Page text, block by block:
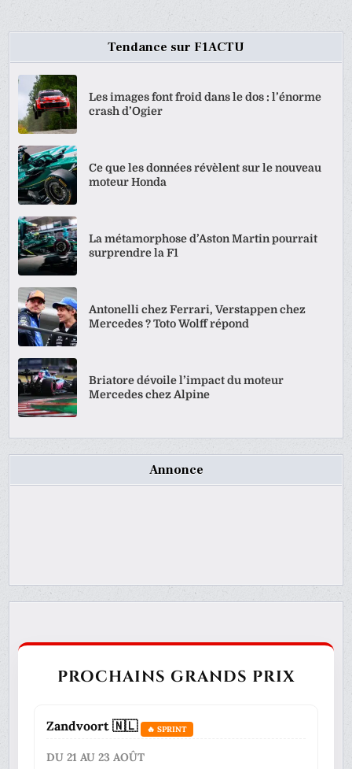
Tendance sur F1ACTU
Les images font froid dans le dos : l’énorme
crash d’Ogier
Ce que les données révèlent sur le nouveau
moteur Honda
La métamorphose d’Aston Martin pourrait
surprendre la F1
Antonelli chez Ferrari, Verstappen chez
Mercedes ? Toto Wolff répond
Briatore dévoile l’impact du moteur
Mercedes chez Alpine
Annonce
PROCHAINS GRANDS PRIX
Zandvoort 🇳🇱 🔥 SPRINT
DU 21 AU 23 AOÛT